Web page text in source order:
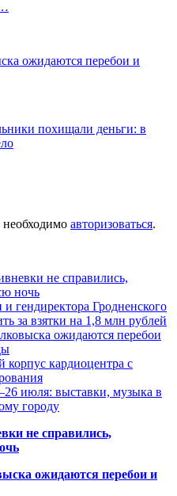
ожидаются перебои и
похищали деньги: в
авторизоваться.
не справились,
ночь
гендиректора Гродненского
за взятки на 1,8 млн рублей
ожидаются перебои
корпус кардиоцентра с
июля: выставки, музыка в
городу
не справились,
ожидаются перебои и